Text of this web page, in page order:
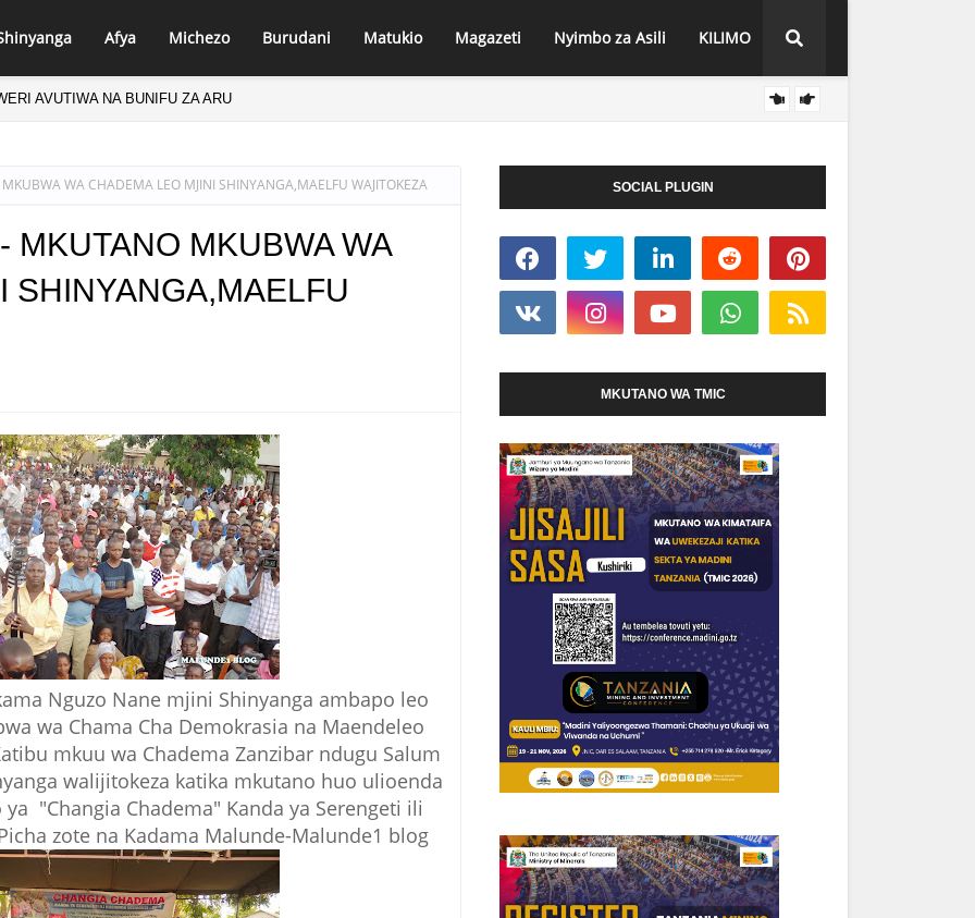
Afya Michezo Burudani Matukio Magazeti Nyimbo za Asili KILIMO
AVUTIWA NA BUNIFU ZA ARU
WA CHADEMA LEO MJINI SHINYANGA,MAELFU WAJITOKEZA
MKUTANO MKUBWA WA
SHINYANGA,MAELFU
Nguzo Nane mjini Shinyanga ambapo leo
wa Chama Cha Demokrasia na Maendeleo
mkuu wa Chadema Zanzibar ndugu Salum
walijitokeza katika mkutano huo ulioenda
"Changia Chadema" Kanda ya Serengeti ili
zote na Kadama Malunde-Malunde1 blog
SOCIAL PLUGIN
MKUTANO WA TMIC